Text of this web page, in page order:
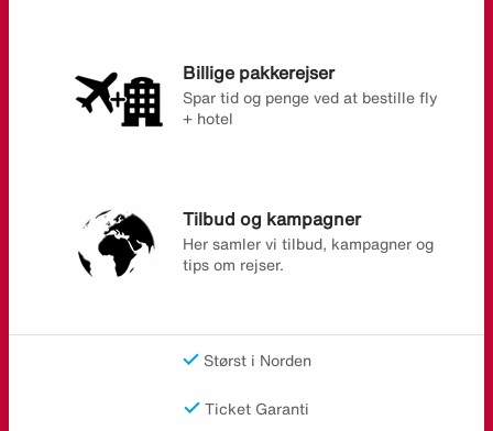
Billige pakkerejser
Spar tid og penge ved at bestille fly
+ hotel
Tilbud og kampagner
Her samler vi tilbud, kampagner og
tips om rejser.
Størst i Norden
Ticket Garanti